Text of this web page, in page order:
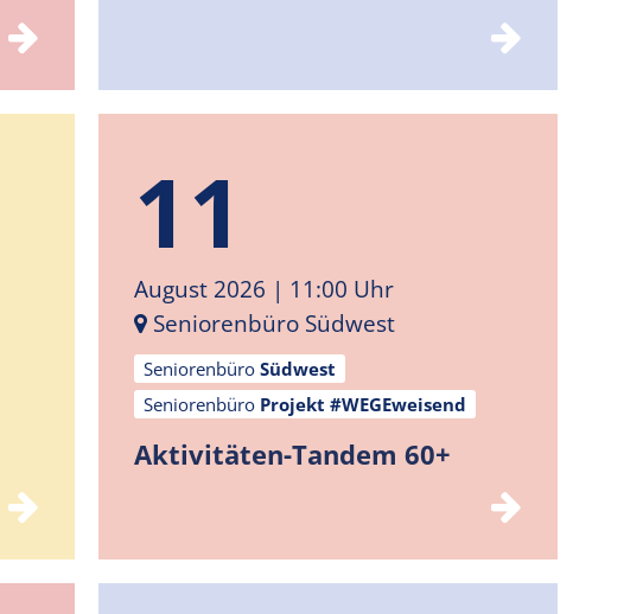
11
August 2026 | 11:00 Uhr
Seniorenbüro Südwest
SeniorenbüroSüdwest
Seniorenbüro Projekt #WEGEweisend
Aktivitäten-Tandem 60+